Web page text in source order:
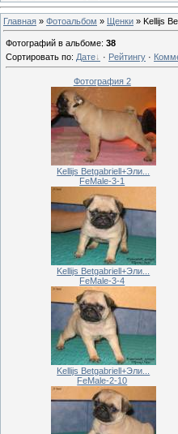
Главная » Фотоальбом » Щенки » Kellijs
Фотографий в альбоме: 38
Сортировать по: Дате · Рейтингу ·
Фотография 2
Kellijs Betgabriell+Эли...
FeMale-3-1
Kellijs Betgabriell+Эли...
FeMale-3-4
Kellijs Betgabriell+Эли...
FeMale-2-10